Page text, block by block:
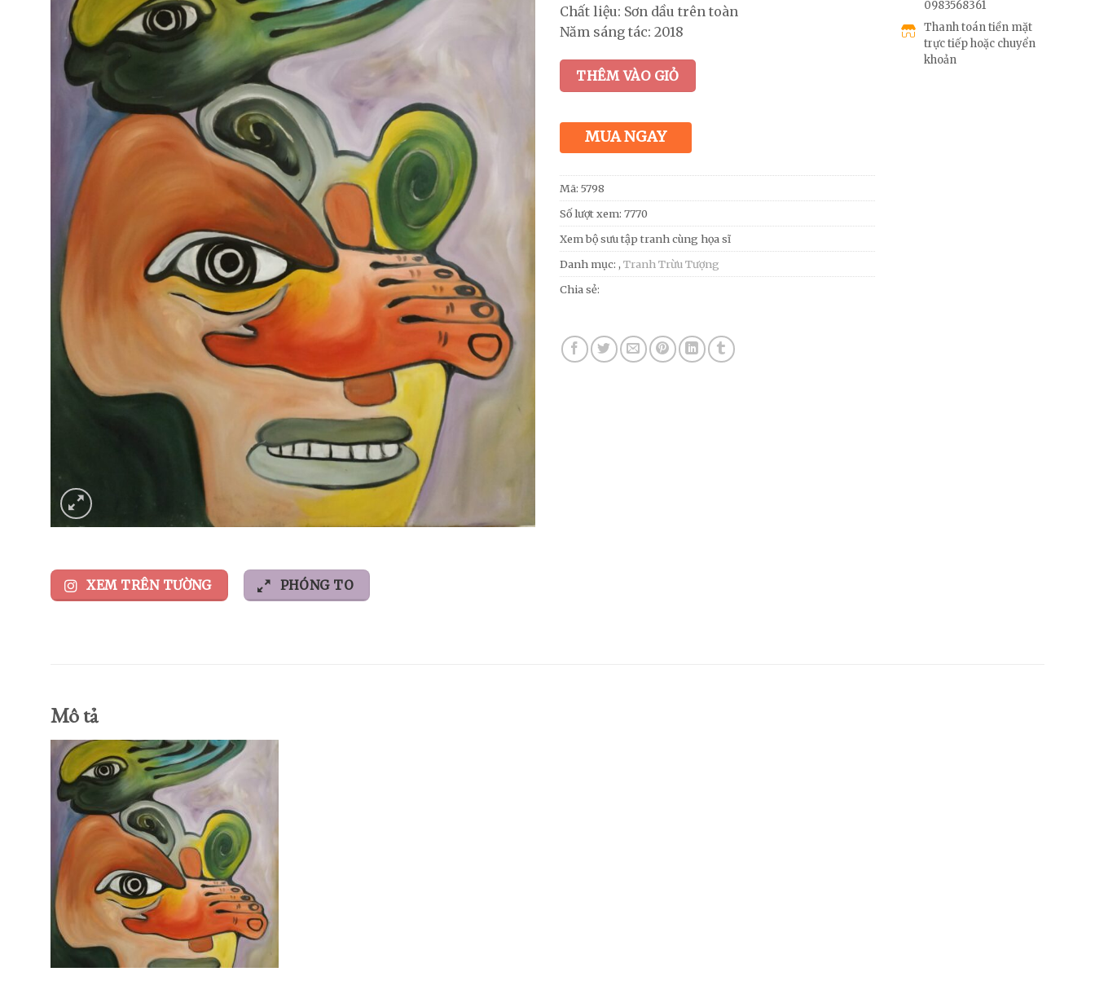
XEM TRÊN TƯỜNG PHÓNG TO
Chất liệu: Sơn dầu trên toàn
Năm sáng tác: 2018
THÊM VÀO GIỎ
MUA NGAY
Mã: 5798
Số lượt xem: 7770
Xem bộ sưu tập tranh cùng họa sĩ
Danh mục: , Tranh Trừu Tượng
Chia sẻ:
0983568361
Thanh toán tiền mặt
trực tiếp hoặc chuyển
khoản
Mô tả